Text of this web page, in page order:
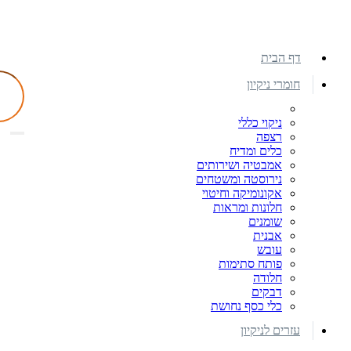
דף הבית
חומרי ניקיון
ניקוי כללי
רצפה
כלים ומדיח
אמבטיה ושירותים
נירוסטה ומשטחים
אקונומיקה וחיטוי
חלונות ומראות
שומנים
אבנית
עובש
פותח סתימות
חלודה
דבקים
כלי כסף נחושת
עזרים לניקיון